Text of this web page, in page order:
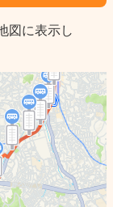
図に表示し